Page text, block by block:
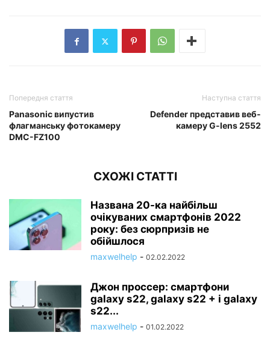
Попередня стаття
Panasonic випустив
флагманську фотокамеру
DMC-FZ100
Наступна стаття
Defender представив веб-
камеру G-lens 2552
СХОЖІ СТАТТІ
Названа 20-ка найбільш
очікуваних смартфонів 2022
року: без сюрпризів не
обійшлося
maxwelhelp - 02.02.2022
Джон проссер: смартфони
galaxy s22, galaxy s22 + і galaxy
s22...
maxwelhelp - 01.02.2022